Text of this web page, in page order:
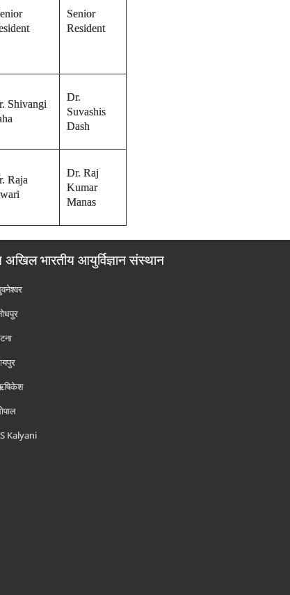
Senior
Resident
Shivangi
Dr.
Suvashis
Dash
Raja
Dr. Raj
Kumar
Manas
भारतीय आयुर्विज्ञान संस्थान
Kalyani